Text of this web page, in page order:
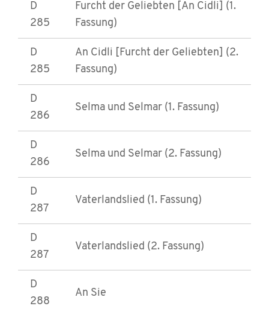
D
285
Furcht der Geliebten [An Cidli] (1.
Fassung)
D
285
An Cidli [Furcht der Geliebten] (2.
Fassung)
D
286
Selma und Selmar (1. Fassung)
D
286
Selma und Selmar (2. Fassung)
D
287
Vaterlandslied (1. Fassung)
D
287
Vaterlandslied (2. Fassung)
D
288
An Sie